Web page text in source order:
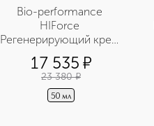
Bio-performance
HIForce
Регенерирующий крем
17 535 ¤
23 380 ¤
50 мл